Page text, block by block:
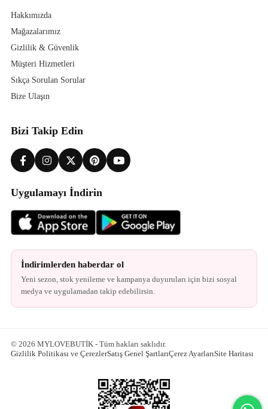
Hakkımızda
Mağazalarımız
Gizlilik & Güvenlik
Müşteri Hizmetleri
Sıkça Sorulan Sorular
Bize Ulaşın
Bizi Takip Edin
Uygulamayı İndirin
İndirimlerden haberdar ol
Yeni sezon, stok yenileme ve kampanya duyuruları için bizi sosyal
medya ve uygulamadan takip edebilirsin.
© 2026 MYLOVEBUTİK - Tüm hakları saklıdır.
Gizlilik Politikası ve ÇerezlerSatış Genel ŞartlarıÇerez AyarlarıSite Haritası